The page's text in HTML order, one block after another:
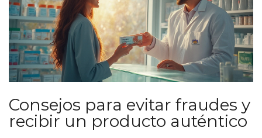
Consejos para evitar fraudes y
recibir un producto auténtico